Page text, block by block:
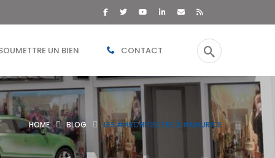
UN BIEN CONTACT
HOME BLOG LES #ARCHITECTES À #MAURICE